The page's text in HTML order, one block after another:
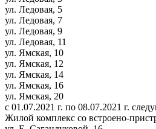
ул. Ледовая, 5
ул. Ледовая, 7
ул. Ледовая, 9
ул. Ледовая, 11
ул. Ямская, 10
ул. Ямская, 12
ул. Ямская, 14
ул. Ямская, 16
ул. Ямская, 20
с 01.07.2021 г. по 08.07.2021 г.
Жилой комплекс со встроено-